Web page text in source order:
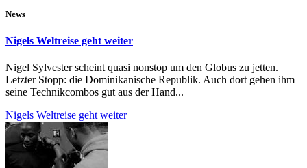
News
Nigels Weltreise geht weiter
Nigel Sylvester scheint quasi nonstop um den Globus zu jetten.
Letzter Stopp: die Dominikanische Republik. Auch dort gehen ihm
seine Technikcombos gut aus der Hand...
Nigels Weltreise geht weiter